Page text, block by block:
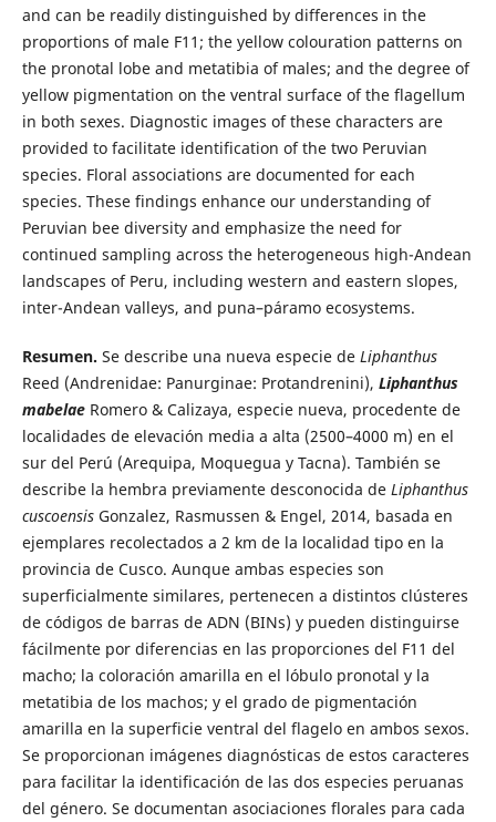
and can be readily distinguished by differences in the
proportions of male F11; the yellow colouration patterns on
the pronotal lobe and metatibia of males; and the degree of
yellow pigmentation on the ventral surface of the flagellum
in both sexes. Diagnostic images of these characters are
provided to facilitate identification of the two Peruvian
species. Floral associations are documented for each
species. These findings enhance our understanding of
Peruvian bee diversity and emphasize the need for
continued sampling across the heterogeneous high-Andean
landscapes of Peru, including western and eastern slopes,
inter-Andean valleys, and puna–páramo ecosystems.
Resumen. Se describe una nueva especie de Liphanthus
Reed (Andrenidae: Panurginae: Protandrenini), Liphanthus
mabelaeRomero & Calizaya, especie nueva, procedente de
localidades de elevación media a alta (2500–4000 m) en el
sur del Perú (Arequipa, Moquegua y Tacna). También se
describe la hembra previamente desconocida de Liphanthus
cuscoensisGonzalez, Rasmussen & Engel, 2014, basada en
ejemplares recolectados a 2 km de la localidad tipo en la
provincia de Cusco. Aunque ambas especies son
superficialmente similares, pertenecen a distintos clústeres
de códigos de barras de ADN (BINs) y pueden distinguirse
fácilmente por diferencias en las proporciones del F11 del
macho; la coloración amarilla en el lóbulo pronotal y la
metatibia de los machos; y el grado de pigmentación
amarilla en la superficie ventral del flagelo en ambos sexos.
Se proporcionan imágenes diagnósticas de estos caracteres
para facilitar la identificación de las dos especies peruanas
del género. Se documentan asociaciones florales para cada